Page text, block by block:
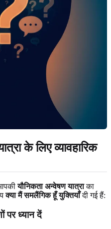
के लिए व्यावहारिक
यौनिकता अन्वेषण यात्राका
क्या मैं समलैंगिक हूँ युक्तियाँदी गई हैं:
पर ध्यान दें